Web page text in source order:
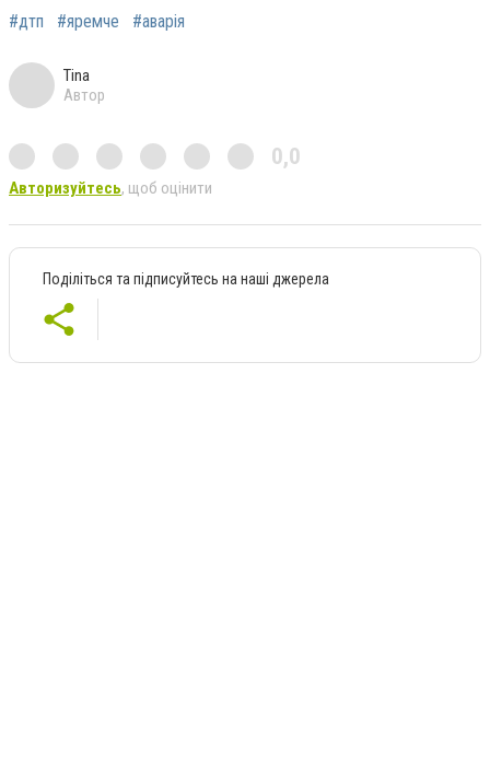
#дтп
#яремче #аварія
Tina
Автор
0,0
Авторизуйтесь, щоб оцінити
Поділіться та підписуйтесь на наші джерела